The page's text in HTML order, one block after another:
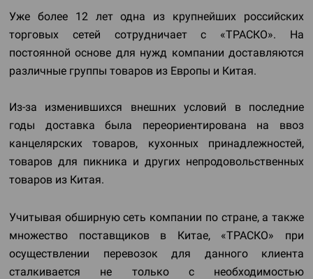
Уже более 12 лет одна из крупнейших российских
торговых сетей сотрудничает с «ТРАСКО». На
постоянной основе для нужд компании доставляются
различные группы товаров из Европы и Китая.
Из-за изменившихся внешних условий в последние
годы доставка была переориентирована на ввоз
канцелярских товаров, кухонных принадлежностей,
товаров для пикника и других непродовольственных
товаров из Китая.
Учитывая обширную сеть компании по стране, а также
множество поставщиков в Китае, «ТРАСКО» при
осуществлении перевозок для данного клиента
сталкивается не только с необходимостью